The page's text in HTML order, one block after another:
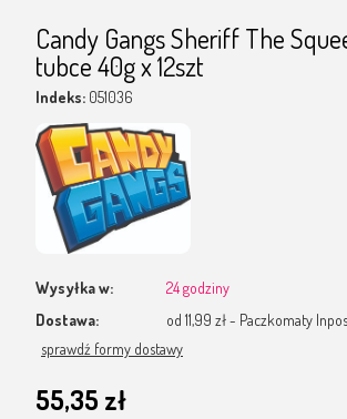
Candy Gangs Sheriff The
tubce 40g x 12szt
Indeks: 051036
Wysyłka w:
24 godziny
Dostawa:
od 11,99 zł- Paczkomaty
sprawdź formy dostawy
55,35 zł